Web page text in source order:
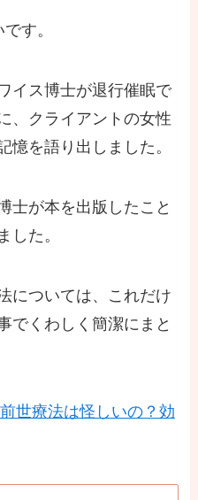
す。
イス博士が退行催眠で
、クライアントの女性
を語り出しました。
士が本を出版したこと
た。
については、これだけ
でくわしく簡潔にまと
世療法は怪しいの？効